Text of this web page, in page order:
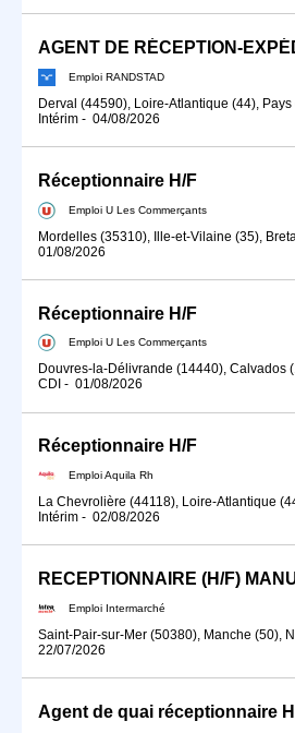
AGENT DE RÉCEPTION-
Emploi RANDSTAD
Derval (44590), Loire-Atlantique (44),
Intérim - 04/08/2026
Réceptionnaire H/F
Emploi U Les Commerçants
Mordelles (35310), Ille-et-Vilaine (35),
01/08/2026
Réceptionnaire H/F
Emploi U Les Commerçants
Douvres-la-Délivrande (14440), Calvados
CDI - 01/08/2026
Réceptionnaire H/F
Emploi Aquila Rh
La Chevrolière (44118), Loire-Atlantique
Intérim - 02/08/2026
Emploi Intermarché
Saint-Pair-sur-Mer (50380), Manche (50),
22/07/2026
Agent de quai réceptionnaire